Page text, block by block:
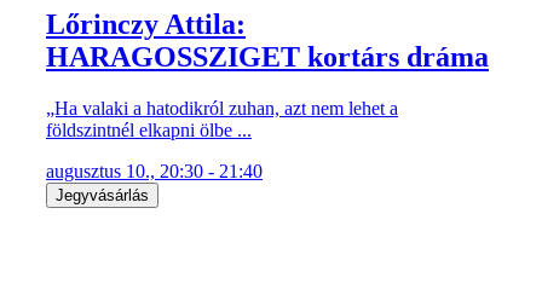
Lőrinczy Attila:
HARAGOSSZIGET kortárs dráma
„Ha valaki a hatodikról zuhan, azt nem lehet a
földszintnél elkapni ölbe ...
augusztus 10., 20:30 - 21:40
Jegyvásárlás